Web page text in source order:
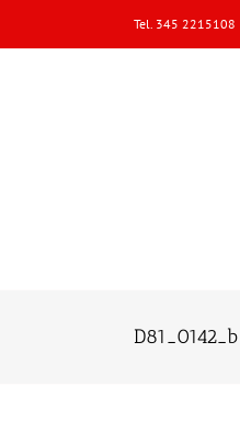
content
Tel. 345 2215108
D81_0142_b